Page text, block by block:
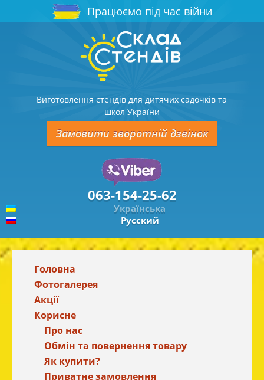
Працюємо під час війни
Виготовлення стендів для дитячих садочків та
школ України
Замовити зворотній дзвінок
063-154-25-62
Українська
Русский
Головна
Фотогалерея
Акції
Корисне
Про нас
Обмін та повернення товару
Як купити?
Приватне замовлення